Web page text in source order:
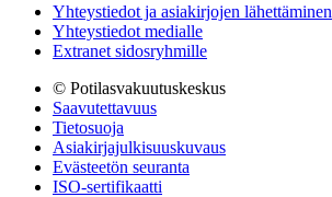
Yhteystiedot ja asiakirjojen lähettäminen
Yhteystiedot medialle
Extranet sidosryhmille
© Potilasvakuutuskeskus
Saavutettavuus
Tietosuoja
Asiakirjajulkisuuskuvaus
Evästeetön seuranta
ISO-sertifikaatti